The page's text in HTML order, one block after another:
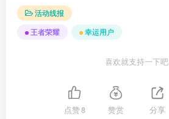
活动线报
王者荣耀
幸运用户
喜欢就支持一下吧
点赞8 赞赏 分享